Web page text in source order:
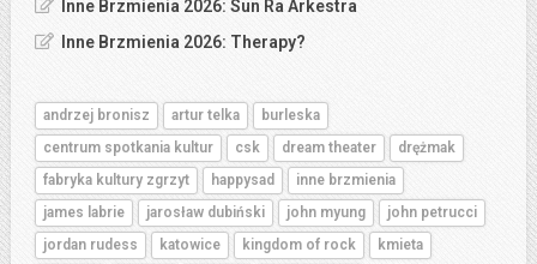
Inne Brzmienia 2026: Sun Ra Arkestra
Inne Brzmienia 2026: Therapy?
andrzej bronisz artur telka
burleska
centrum spotkania kultur
csk dream theater
drężmak
fabryka kultury zgrzyt
happysad
inne brzmienia
james labrie
jarosław dubiński john myung
john petrucci
jordan rudess
katowice kingdom of rock
kmieta